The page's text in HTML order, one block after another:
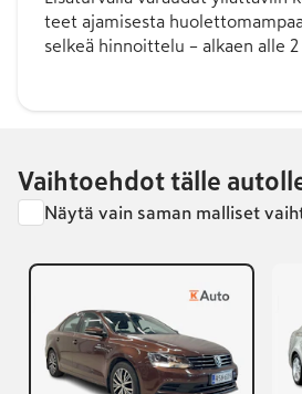
teet ajamisesta
selkeä hinnoittelu – alkaen alle
Vaihtoehdot tälle
Näytä vain saman malliset